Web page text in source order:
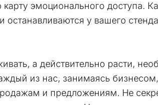
эмоционального доступа.
у вашего
а действительно расти,
из нас, занимаясь
и предложениям. Не